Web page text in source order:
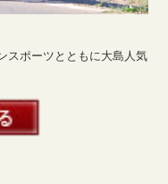
スポーツとともに大島人気